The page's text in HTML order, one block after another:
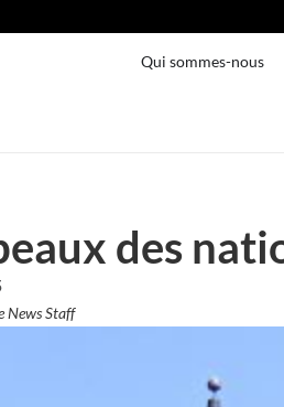
Qui sommes-nous
des
News Staff